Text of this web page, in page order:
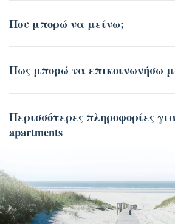
Που μπορώ να μείνω;
Πως μπορώ να επικοινωνήσω
Περισσότερες πληροφορίες
apartments